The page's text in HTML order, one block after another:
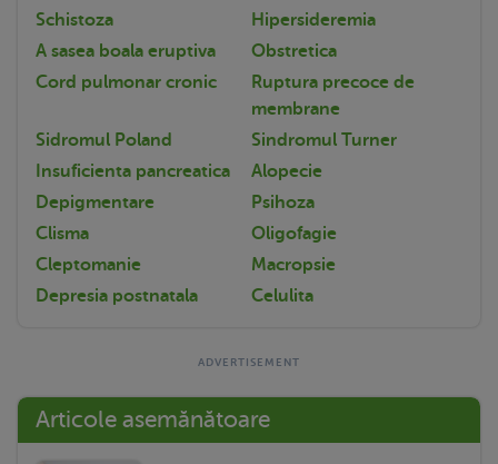
Schistoza
Hipersideremia
A sasea boala eruptiva
Obstretica
Cord pulmonar cronic
Ruptura precoce de
membrane
Sidromul Poland
Sindromul Turner
Insuficienta pancreatica
Alopecie
Depigmentare
Psihoza
Clisma
Oligofagie
Cleptomanie
Macropsie
Depresia postnatala
Celulita
Articole asemănătoare